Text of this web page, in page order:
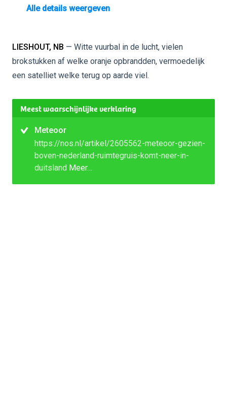
Alle details weergeven
LIESHOUT, NB — Witte vuurbal in de lucht, vielen
brokstukken af welke oranje opbrandden, vermoedelijk
een satelliet welke terug op aarde viel.
Meest waarschijnlijke verklaring
Meteoor
https://nos.nl/artikel/2605562-meteoor-gezien-
boven-nederland-ruimtegruis-komt-neer-in-
duitsland Meer…